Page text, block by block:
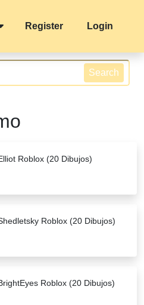
Register Login
Search
Roblox (20 Dibujos)
Roblox (20 Dibujos)
Roblox (20 Dibujos)